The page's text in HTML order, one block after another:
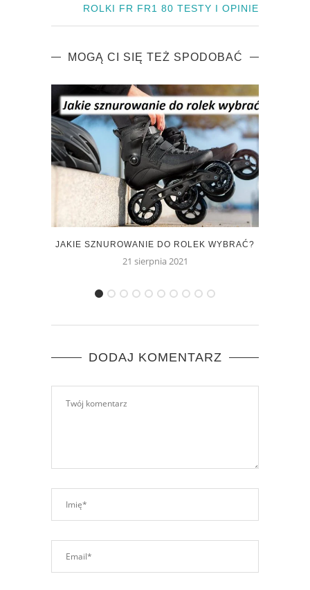
ROLKI FR FR1 80 TESTY I OPINIE
MOGĄ CI SIĘ TEŻ SPODOBAĆ
JAKIE SZNUROWANIE DO ROLEK WYBRAĆ?
21 sierpnia 2021
DODAJ KOMENTARZ